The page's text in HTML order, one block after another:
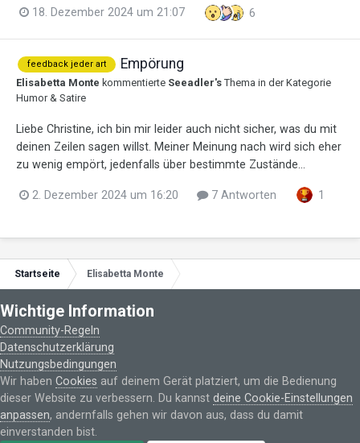
18. Dezember 2024 um 21:07 6
feedback jeder art Empörung
Elisabetta Monte kommentierte Seeadler's Thema in der Kategorie
Humor & Satire
Liebe Christine, ich bin mir leider auch nicht sicher, was du mit
deinen Zeilen sagen willst. Meiner Meinung nach wird sich eher
zu wenig empört, jedenfalls über bestimmte Zustände...
2. Dezember 2024 um 16:20 7 Antworten 1
Startseite Elisabetta Monte
Datenschutzerklärung
© 2006-2025 poeten.de - Gedichte online veröffentlichen
Powered by Invision Community
Wichtige Information
Community-Regeln
Datenschutzerklärung
Nutzungsbedingungen
Wir haben Cookies auf deinem Gerät platziert, um die Bedienung
dieser Website zu verbessern. Du kannst deine Cookie-Einstellungen
anpassen, andernfalls gehen wir davon aus, dass du damit
einverstanden bist.